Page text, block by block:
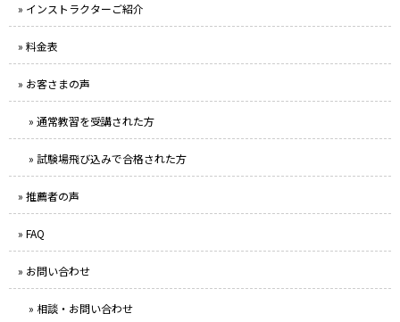
» インストラクターご紹介
» 料金表
» お客さまの声
» 通常教習を受講された方
» 試験場飛び込みで合格された方
» 推薦者の声
» FAQ
» お問い合わせ
» 相談・お問い合わせ